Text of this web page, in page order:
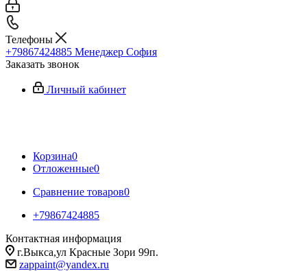
Телефоны
+79867424885 Менеджер София
Заказать звонок
Личный кабинет
Корзина0
Отложенные0
Сравнение товаров0
+79867424885
Контактная информация
г.Выкса,ул Красные Зори 99п.
zappaint@yandex.ru